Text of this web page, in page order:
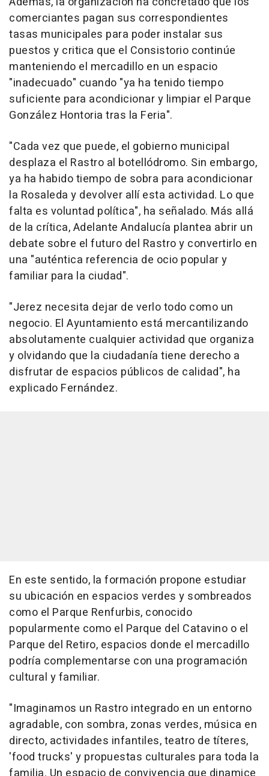
comerciantes pagan sus correspondientes
tasas municipales para poder instalar sus
puestos y critica que el Consistorio continúe
manteniendo el mercadillo en un espacio
"inadecuado" cuando "ya ha tenido tiempo
suficiente para acondicionar y limpiar el Parque
González Hontoria tras la Feria".
"Cada vez que puede, el gobierno municipal
desplaza el Rastro al botellódromo. Sin embargo,
ya ha habido tiempo de sobra para acondicionar
la Rosaleda y devolver allí esta actividad. Lo que
falta es voluntad política", ha señalado. Más allá
de la crítica, Adelante Andalucía plantea abrir un
debate sobre el futuro del Rastro y convertirlo en
una "auténtica referencia de ocio popular y
familiar para la ciudad".
"Jerez necesita dejar de verlo todo como un
negocio. El Ayuntamiento está mercantilizando
absolutamente cualquier actividad que organiza
y olvidando que la ciudadanía tiene derecho a
disfrutar de espacios públicos de calidad", ha
explicado Fernández.
En este sentido, la formación propone estudiar
su ubicación en espacios verdes y sombreados
como el Parque Renfurbis, conocido
popularmente como el Parque del Catavino o el
Parque del Retiro, espacios donde el mercadillo
podría complementarse con una programación
cultural y familiar.
"Imaginamos un Rastro integrado en un entorno
agradable, con sombra, zonas verdes, música en
directo, actividades infantiles, teatro de títeres,
'food trucks' y propuestas culturales para toda la